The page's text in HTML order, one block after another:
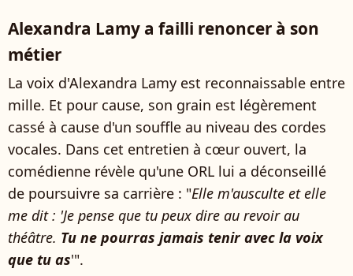
Alexandra Lamy a failli renoncer à son
métier
La voix d'Alexandra Lamy est reconnaissable entre
mille. Et pour cause, son grain est légèrement
cassé à cause d'un souffle au niveau des cordes
vocales. Dans cet entretien à cœur ouvert, la
comédienne révèle qu'une ORL lui a déconseillé
de poursuivre sa carrière : "Elle m'ausculte et elle
me dit : 'Je pense que tu peux dire au revoir au
théâtre. Tu ne pourras jamais tenir avec la voix
que tu as'".